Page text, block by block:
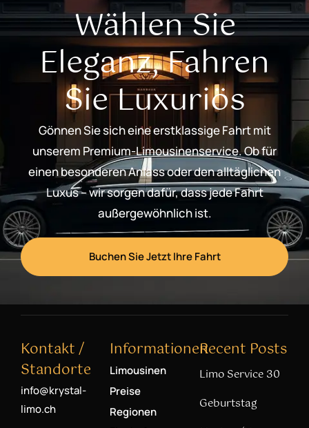
Wählen Sie
Eleganz, Fahren
Sie Luxuriös
Gönnen Sie sich eine erstklassige Fahrt mit
unserem Premium-Limousinenservice. Ob für
einen besonderen Anlass oder den alltäglichen
Luxus – wir sorgen dafür, dass jede Fahrt
außergewöhnlich ist.
Buchen Sie Jetzt Ihre Fahrt
Kontakt /
Standorte
info@krystal-
limo.ch
Informationen
Limousinen
Preise
Regionen
Recent Posts
Limo Service 30
Geburtstag